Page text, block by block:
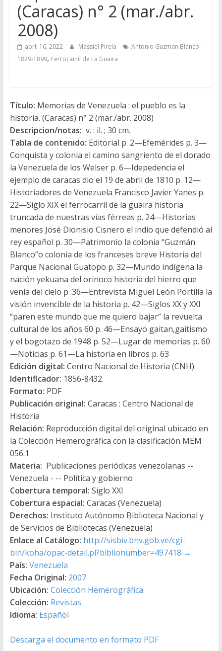
(Caracas) n° 2 (mar./abr.
2008)
abril 16, 2022 Massiel Pirela
Antonio Guzman Blanco -
1829-1899, Ferrocarril de La Guaira
Título: Memorias de Venezuela : el pueblo es la
historia. (Caracas) n° 2 (mar./abr. 2008)
Descripcion/notas: v. : il. ; 30 cm.
Tabla de contenido: Editorial p. 2—Efemérides p. 3—
Conquista y colonia el camino sangriento de el dorado
la Venezuela de los Welser p. 6—Idepedencia el
ejemplo de caracas dio el 19 de abril de 1810 p. 12—
Historiadores de Venezuela Francisco Javier Yanes p.
22—Siglo XIX el ferrocarril de la guaira historia
truncada de nuestras vías férreas p. 24—Historias
menores José Dionisio Cisnero el indio que defendió al
rey español p. 30—Patrimonio la colonia “Guzmán
Blanco”o colonia de los franceses breve Historia del
Parque Nacional Guatopo p. 32—Mundo indígena la
nación yekuana del orinoco historia del hierro que
venía del cielo p. 36—Entrevista Miguel León Portilla la
visión invencible de la historia p. 42—Siglos XX y XXI
“paren este mundo que me quiero bajar” la revuelta
cultural de los años 60 p. 46—Ensayo gaitan,gaitismo
y el bogotazo de 1948 p. 52—Lugar de memorias p. 60
—Noticias p. 61—La historia en libros p. 63
Edición digital: Centro Nacional de Historia (CNH)
Identificador: 1856-8432.
Formato: PDF
Publicación original: Caracas : Centro Nacional de
Historia
Relación: Reproducción digital del original ubicado en
la Colección Hemerográfica con la clasificación MEM
056.1
Materia: Publicaciones periódicas venezolanas --
Venezuela - -- Política y gobierno
Cobertura temporal: Siglo XXI
Cobertura espacial: Caracas (Venezuela)
Derechos: Instituto Autónomo Biblioteca Nacional y
de Servicios de Bibliotecas (Venezuela)
Enlace al Catálogo: http://sisbiv.bnv.gob.ve/cgi-
bin/koha/opac-detail.pl?biblionumber=497418 →
País: Venezuela
Fecha Original: 2007
Ubicación: Colección Hemerográfica
Colección: Revistas
Idioma: Español
Descarga el documento en formato PDF